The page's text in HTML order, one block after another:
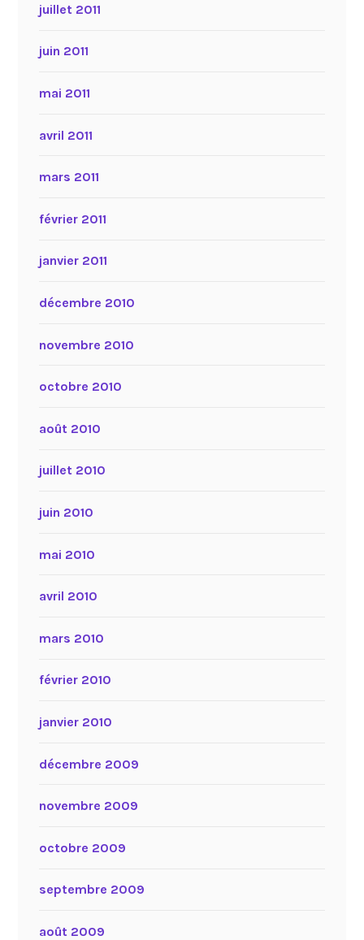
juillet 2011
juin 2011
mai 2011
avril 2011
mars 2011
février 2011
janvier 2011
décembre 2010
novembre 2010
octobre 2010
août 2010
juillet 2010
juin 2010
mai 2010
avril 2010
mars 2010
février 2010
janvier 2010
décembre 2009
novembre 2009
octobre 2009
septembre 2009
août 2009